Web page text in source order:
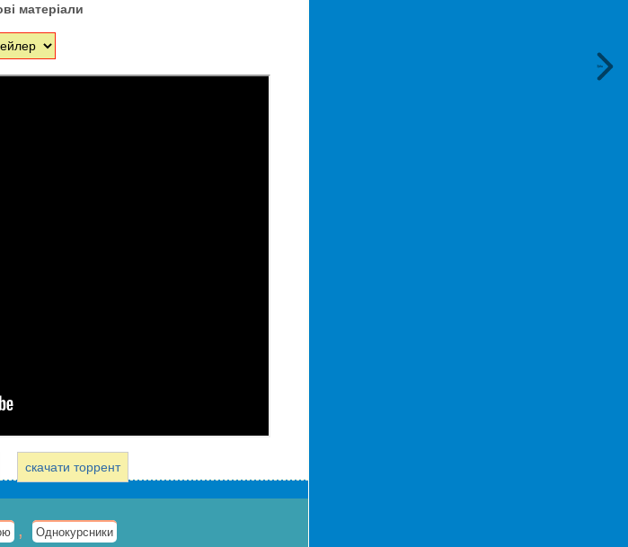
Туди
матеріали
скачати торрент
, Однокурсники